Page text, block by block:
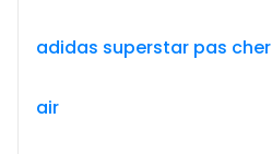
adidas superstar pas cher
air